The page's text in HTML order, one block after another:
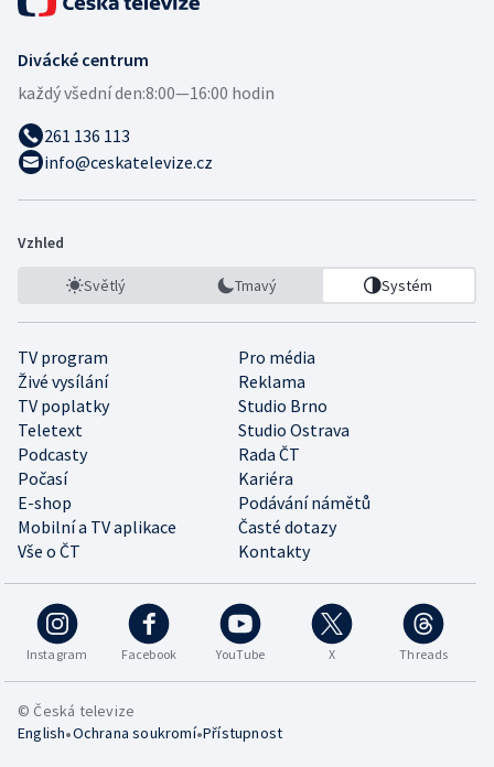
Divácké centrum
každý všední den:8:00—16:00 hodin
261 136 113
info@ceskatelevize.cz
Vzhled
Světlý Tmavý Systém
TV program
Pro média
Živé vysílání
Reklama
TV poplatky
Studio Brno
Teletext
Studio Ostrava
Podcasty
Rada ČT
Počasí
Kariéra
E-shop
Podávání námětů
Mobilní a TV aplikace
Časté dotazy
Vše o ČT
Kontakty
Instagram Facebook YouTube X Threads
© Česká televize
English•Ochrana soukromí•Přístupnost